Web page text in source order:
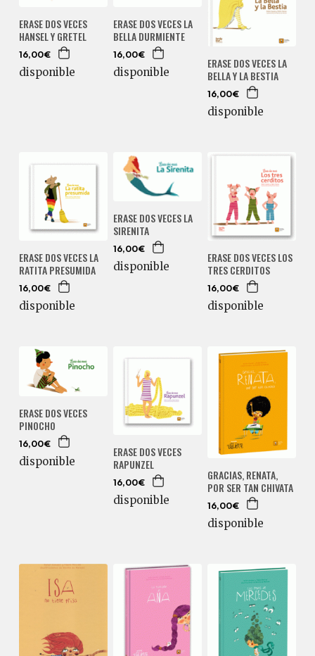
ERASE DOS VECES
HANSEL Y GRETEL
16,00€
disponible
ERASE DOS VECES LA
BELLA DURMIENTE
16,00€
disponible
ERASE DOS VECES LA
BELLA Y LA BESTIA
16,00€
disponible
ERASE DOS VECES LA
RATITA PRESUMIDA
16,00€
disponible
ERASE DOS VECES LA
SIRENITA
16,00€
disponible
ERASE DOS VECES LOS
TRES CERDITOS
16,00€
disponible
ERASE DOS VECES
PINOCHO
16,00€
disponible
ERASE DOS VECES
RAPUNZEL
16,00€
disponible
GRACIAS, RENATA,
POR SER TAN CHIVATA
16,00€
disponible